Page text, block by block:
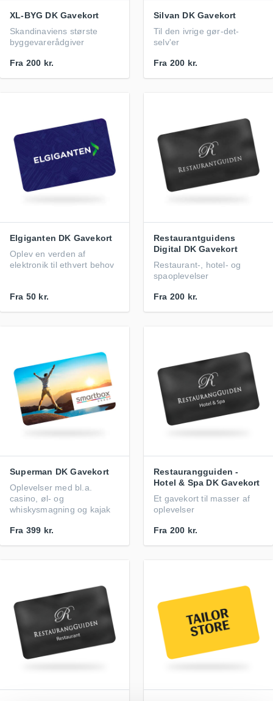
XL-BYG DK Gavekort
Skandinaviens største
byggevarerådgiver
Fra 200 kr.
Silvan DK Gavekort
Til den ivrige gør-det-
selv'er
Fra 200 kr.
Elgiganten DK Gavekort
Oplev en verden af
elektronik til ethvert behov
Fra 50 kr.
Restaurantguidens
Digital DK Gavekort
Restaurant-, hotel- og
spaoplevelser
Fra 200 kr.
Superman DK Gavekort
Oplevelser med bl.a.
casino, øl- og
whiskysmagning og kajak
Fra 399 kr.
Restaurangguiden -
Hotel & Spa DK Gavekort
Et gavekort til masser af
oplevelser
Fra 200 kr.